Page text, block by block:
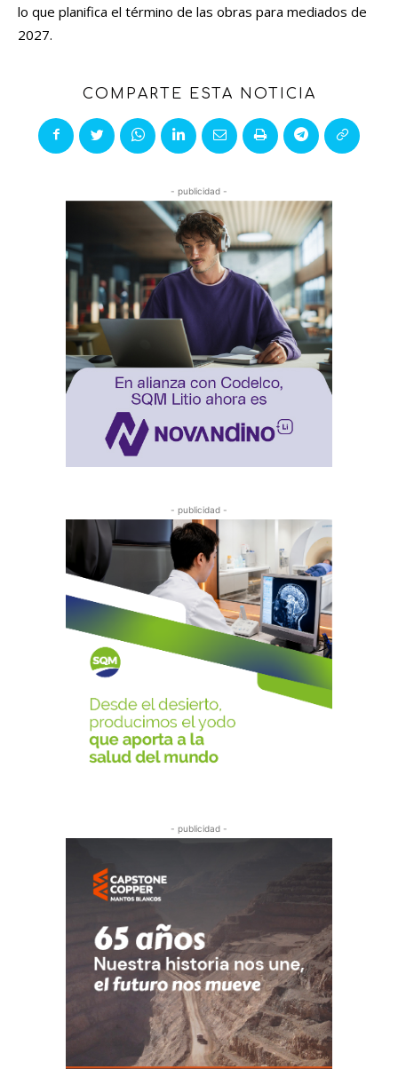
lo que planifica el término de las obras para mediados de
2027.
COMPARTE ESTA NOTICIA
- publicidad -
- publicidad -
- publicidad -